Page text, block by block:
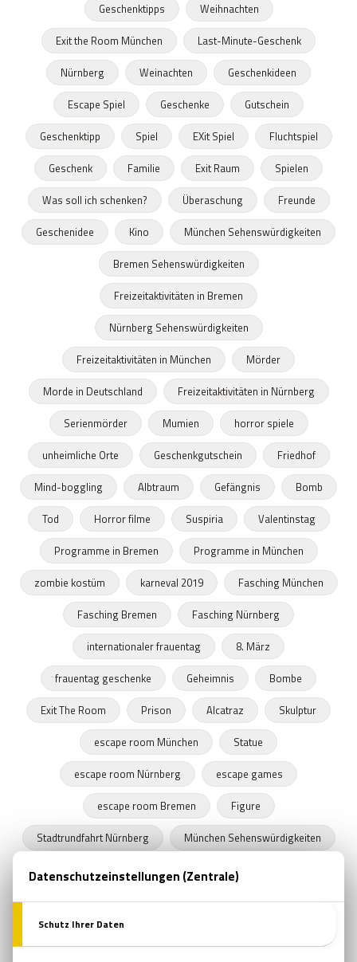
Geschenktipps
Weihnachten
Exit the Room München
Last-Minute-Geschenk
Nürnberg
Weinachten
Geschenkideen
Escape Spiel
Geschenke
Gutschein
Geschenktipp
Spiel EXit Spiel
Fluchtspiel
Geschenk
Familie Exit Raum
Spielen
Was soll ich schenken?
Überaschung
Freunde
Geschenidee
Kino
München Sehenswürdigkeiten
Bremen Sehenswürdigkeiten
Freizeitaktivitäten in Bremen
Nürnberg Sehenswürdigkeiten
Freizeitaktivitäten in München
Mörder
Morde in Deutschland
Freizeitaktivitäten in Nürnberg
Serienmörder
Mumien
horror spiele
unheimliche Orte
Geschenkgutschein
Friedhof
Mind-boggling
Albtraum Gefängnis
Bomb
Tod
Horror filme Suspiria
Valentinstag
Programme in Bremen
Programme in München
zombie kostüm
karneval 2019
Fasching München
Fasching Bremen
Fasching Nürnberg
internationaler frauentag
8. März
frauentag geschenke
Geheimnis
Bombe
Exit The Room
Prison Alcatraz
Skulptur
escape room München
Statue
escape room Nürnberg
escape games
escape room Bremen
Figure
Stadtrundfahrt Nürnberg
München Sehenswürdigkeiten
Stadtrundfahrt München
Stadtrundfahrt Bremen
Frühling
Programme in Nürnberg
Zeitkapseln